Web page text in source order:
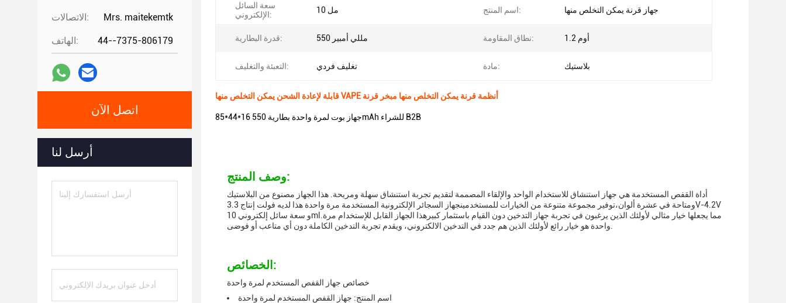
الاتصالات: Mrs. maitekemtk
الهاتف: 44--7375-806179
اتصل الآن
أرسل لنا
سعة السائل
الإلكتروني:
10 مل اسم المنتج: جهاز قرنة يمكن التخلص منها
قدرة البطارية: 550 مللي أمبير نطاق المقاومة: 1.2 أوم
التعبئة والتغليف: تغليف فردي مادة: بلاستيك
قابلة لإعادة الشحن يمكن التخلص منها VAPE أنظمة قرنة يمكن التخلص منها مبخر قرنة
85*44*16 جهاز بوت لمرة واحدة بطارية 550mAh للشراء B2B
وصف المنتج:
أداة القفص المستخدمة هي جهاز استنشاق للاستخدام الواحد والإلقاء المصممة لتقديم تجربة استنشاق سهلة ومريحة. هذا الجهاز مصنوع من البلاستيك
ومتاحة في عشرة ألوان،توفير مجموعة متنوعة من الخيارات للمستخدمينجهاز السجائر الإلكترونية المستخدمة مرة واحدة هذا لديه فولت إنتاج 3.3V-4.2V
و سعة سائل إلكتروني 10ml.مما يجعلها خيار مثالي لأولئك الذين يرغبون في تجربة جهاز التدخين دون القيام باستثمار كبيرهذا الجهاز القابل للإستخدام مرة
الخصائص:
خصائص جهاز القفص المستخدم لمرة واحدة
اسم المنتج: جهاز القفص المستخدم لمرة واحدة